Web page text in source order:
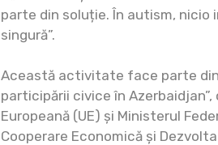
parte din soluție. În autism,
singură”.
Această activitate face parte
participării civice în
Europeană (UE) și Ministerul
Cooperare Economică și